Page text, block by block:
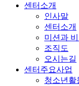
센터소개
인사말
센터소개
미션과 비
조직도
오시는길
센터주요사업
청소년활